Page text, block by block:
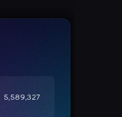
5,589,327